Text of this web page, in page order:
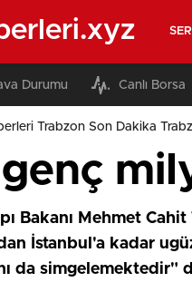
Durumu Canlı Borsa
Trabzon Son Dakika
genç
Bakanı Mehmet
İstanbul'a kadar
da simgelemektedir"